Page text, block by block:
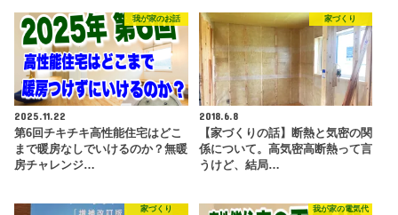
我が家のお話
2025.11.22
第6回チキチキ高性能住宅はどこ
まで暖房なしでいけるのか？無暖
房チャレンジ…
家づくり
2018.6.8
【家づくりの話】断熱と気密の関
係について。高気密高断熱って言
うけど、結局…
家づくり 我が家の電気代